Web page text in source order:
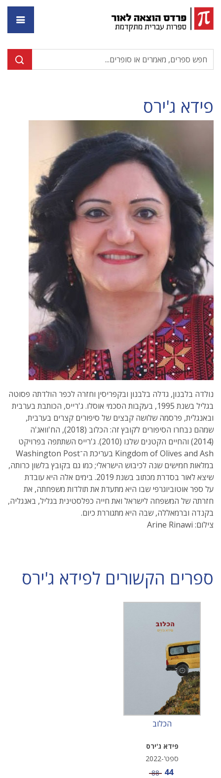
פידא ג'ירס
נולדה בלבנון, גדלה בלבנון ובקפריסין וחזרה לכפר הולדתה פסוטה
בגליל בשנת 1995, בעקבות הסכמי אוסלו. ג'רייס, הכותבת בערבית
ובאנגלית, פרסמה שלושה קבצים של סיפורים קצרים בערבית,
שמהם נבחרו הסיפורים לקובץ זה: הכלוב (2018), הח'וואג'ה
(2014) והחיים הקטנים שלנו (2010). ג'רייס השתתפה בפרויקט
Kingdom of Olives and Ash בעריכת ה־Washington Post
במלאות חמישים שנה לכיבוש הישראלי; כמו גם בקובץ בלשון כרותה,
שיצא לאור בסדרת מכתוב בשנת 2019. בימים אלה היא עובדת
על ספר אוטוביוגרפי שבו היא מתעדת את תולדות משפחתה, את
חזרתה של המשפחה לישראל ואת חייה כפלסטינית בגליל, באנגליה,
בקנדה וברמאללה, שבה היא מתגוררת כיום.
צילום: Arine Rinawi
ספרים הקשורים לפידא ג'ירס
הכלוב
פידא ג'ירס
ספט'-2022
מחיר מבצע
44 מחיר
88